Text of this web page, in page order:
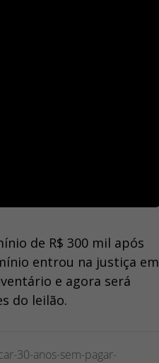
de R$ 300 mil após
entrou na justiça em
e agora será
do leilão.
30-anos-sem-pagar-